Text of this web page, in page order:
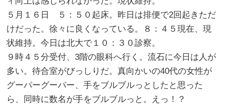
５月１６日 ５：５０起床。昨日は排便で2回起きただ
けだった。徐々に良くなっている。８：４５現在、現
状維持。今日は北大で１０：３０診察。
９時４５分受付、3階の眼科へ行く。流石に今日は人が
多い。待合室がびっしりだ。真向かいの40代の女性が
グーパーグーパー、手をブルブルっとしたと思った
ら、同時に数名が手をブルブルっと。えっ！？